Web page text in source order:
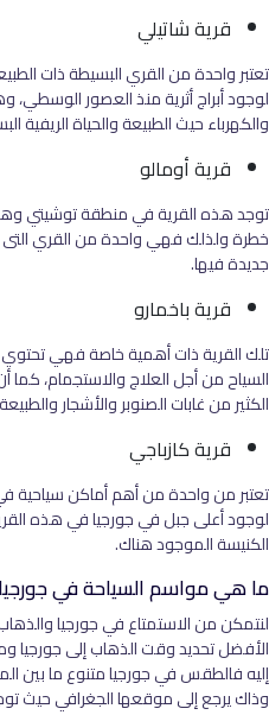
قرية شاتيلي
تعتبر واحدة من القري البسيطة ذات
لوجود أبراج أثرية منذ العصور الوسطي،
والكهرباء حيث الطبيعة والحياة الريفية
قرية أومالو
توجد هذه القرية في منطقة توشيتي
خطرة ولذلك فهي واحدة من القري
جديدة فيها.
قرية باخمارو
تلك القرية ذات أهمية خاصة فهي تحتوي
السياح من أجل العلاج والاستجمام،
الكثير من غابات الصنوبر والأشجار
قرية كازباجي
تعتبر من واحدة من أهم أماكن سياحية
لوجود أعلى جبل في جورجيا في هذه
الكنيسة الموجود هناك.
ما هي مواسم السياحة في جورجيا
لنتمكن من الاستمتاع في جورجيا
الأفضل تحديد وقت الذهاب إلى
إليه فالطقس في جورجيا متنوع ما بين
وذاك يرجع إلى موقعها الجغرافي حيث